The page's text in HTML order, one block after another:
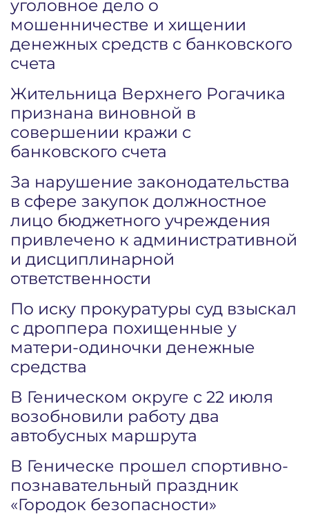
уголовное дело о
мошенничестве и хищении
денежных средств с банковского
счета
Жительница Верхнего Рогачика
признана виновной в
совершении кражи с
банковского счета
За нарушение законодательства
в сфере закупок должностное
лицо бюджетного учреждения
привлечено к административной
и дисциплинарной
ответственности
По иску прокуратуры суд взыскал
с дроппера похищенные у
матери-одиночки денежные
средства
В Геническом округе с 22 июля
возобновили работу два
автобусных маршрута
В Геническе прошел спортивно-
познавательный праздник
«Городок безопасности»